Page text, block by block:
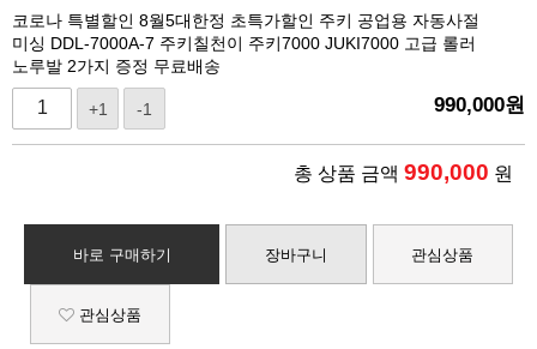
코로나 특별할인 8월5대한정 초특가할인 주키 공업용 자동사절
미싱 DDL-7000A-7 주키칠천이 주키7000 JUKI7000 고급 롤러
노루발 2가지 증정 무료배송
+1 -1 990,000원
총 상품 금액 990,000 원
바로 구매하기 장바구니 관심상품
관심상품